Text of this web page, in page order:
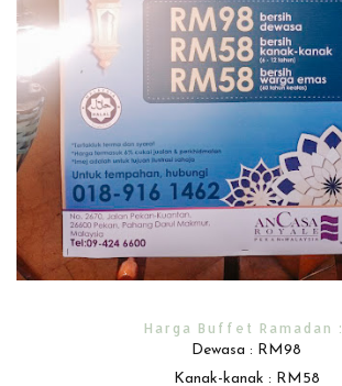
Harga Buffet Ramadan :
Dewasa : RM98
Kanak-kanak : RM58